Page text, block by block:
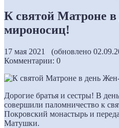
К святой Матроне
мироносиц!
17 мая 2021 (обновлено
Комментарии: 0
Дорогие братья и сестры! В
совершили паломничество к
Покровский монастырь и
Матушки.